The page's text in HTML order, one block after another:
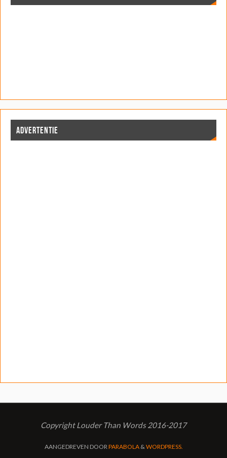
ADVERTENTIE
Copyright Louder Than Words 2016-2017
AANGEDREVEN DOOR PARABOLA& WORDPRESS.